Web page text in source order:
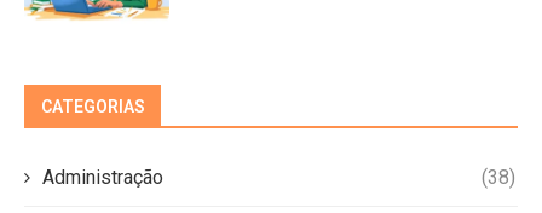
CATEGORIAS
Administração (38)